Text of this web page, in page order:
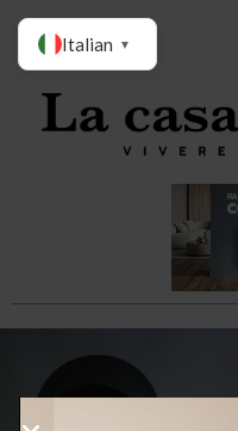
Italian ▼